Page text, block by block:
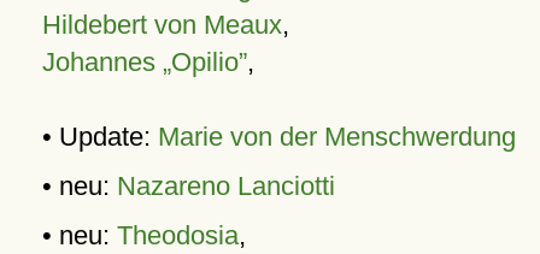
Hildebert von Meaux,
Johannes „Opilio”,
• Update: Marie von der Menschwerdung
• neu: Nazareno Lanciotti
• neu: Theodosia,